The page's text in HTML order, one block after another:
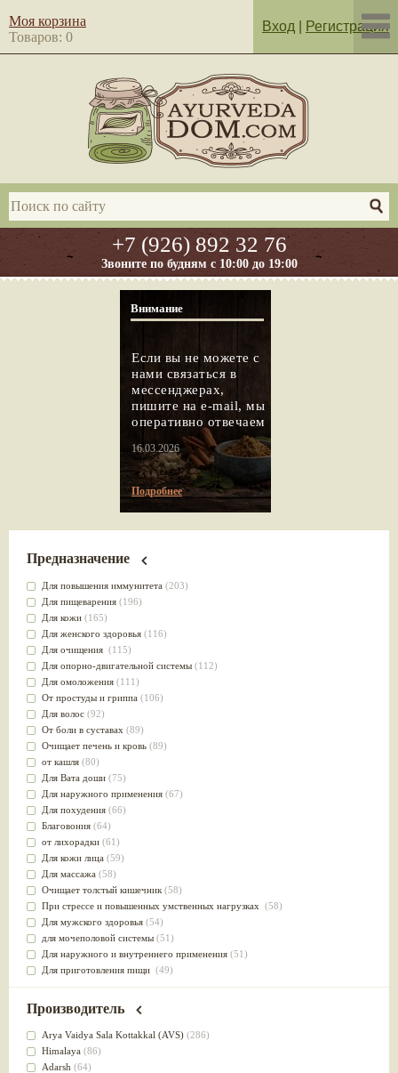
+7 (926) 892 32 76
Звоните по будням с 10:00 до 19:00
Моя корзина
Товаров: 0
Вход Регистрация
Внимание
Если вы не можете с
нами связаться в
мессенджерах,
пишите на e-mail, мы
оперативно отвечаем
16.03.2026
Подробнее
Предназначение
Для повышения иммунитета (203)
Для пищеварения (196)
Для кожи (165)
Для женского здоровья (116)
Для очищения (115)
Для опорно-двигательной системы (112)
Для омоложения (111)
От простуды и гриппа (106)
Для волос (92)
От боли в суставах (89)
Очищает печень и кровь (89)
от кашля (80)
Для Вата доши (75)
Для наружного применения (67)
Для похудения (66)
Благовония (64)
от лихорадки (61)
Для кожи лица (59)
Для массажа (58)
Очищает толстый кишечник (58)
При стрессе и повышенных умственных нагрузках (58)
Для мужского здоровья (54)
для мочеполовой системы (51)
Для наружного и внутреннего применения (51)
Для приготовления пищи (49)
от инфекций мочеполовой системы(49)
для суставов
Лечит опухоли и отеки(46)
Для медитации
выводит токсины
Производитель
Arya Vaidya Sala Kottakkal (AVS) (286)
Himalaya (86)
Adarsh (64)